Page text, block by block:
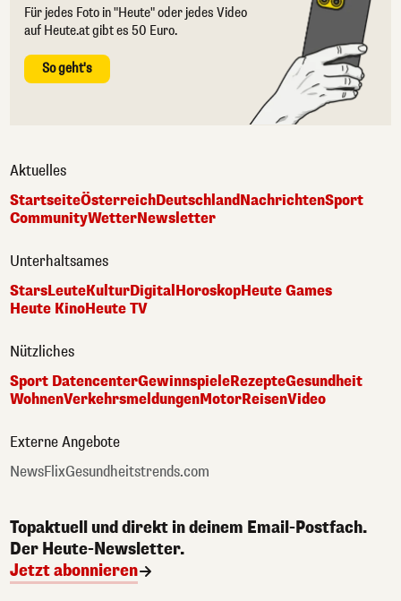
Für jedes Foto in "Heute" oder jedes Video
auf Heute.at gibt es 50 Euro.
So geht's
Aktuelles
StartseiteÖsterreichDeutschlandNachrichtenSport
CommunityWetterNewsletter
Unterhaltsames
StarsLeuteKulturDigital HoroskopHeute Games
Heute KinoHeute TV
Nützliches
Sport DatencenterGewinnspieleRezepteGesundheit
WohnenVerkehrsmeldungenMotorReisenVideo
Externe Angebote
NewsFlixGesundheitstrends.com
Topaktuell und direkt in deinem Email-Postfach.
Der Heute-Newsletter.
Jetzt abonnieren